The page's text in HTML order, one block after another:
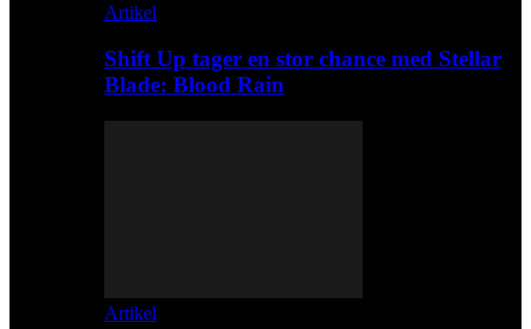
Artikel
Shift Up tager en stor chance med Stellar
Blade: Blood Rain
Artikel